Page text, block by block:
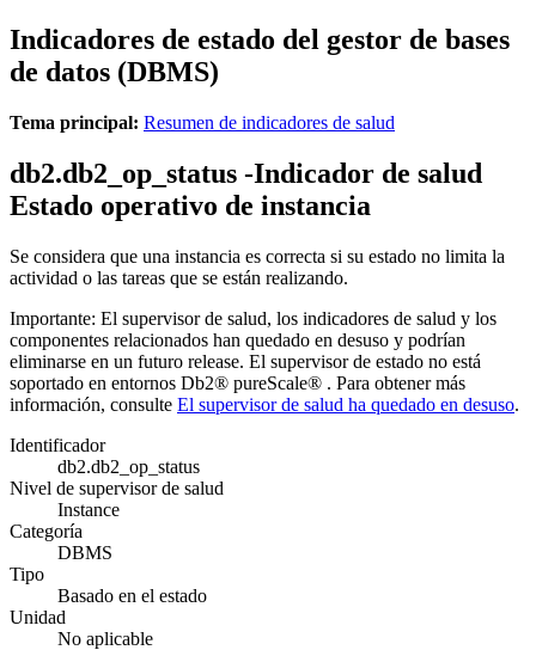
Indicadores de estado del gestor de bases
de datos (DBMS)
Tema principal: Resumen de indicadores de salud
db2.db2_op_status -Indicador de salud
Estado operativo de instancia
Se considera que una instancia es correcta si su estado no limita la
actividad o las tareas que se están realizando.
Importante: El supervisor de salud, los indicadores de salud y los
componentes relacionados han quedado en desuso y podrían
eliminarse en un futuro release. El supervisor de estado no está
soportado en entornos Db2® pureScale® . Para obtener más
información, consulte El supervisor de salud ha quedado en desuso.
Identificador
db2.db2_op_status
Nivel de supervisor de salud
Instance
Categoría
DBMS
Tipo
Basado en el estado
Unidad
No aplicable